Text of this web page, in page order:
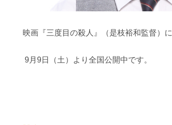
映画『三度目の殺人』（是枝裕和監督）に
9月9日（土）より全国公開中です。